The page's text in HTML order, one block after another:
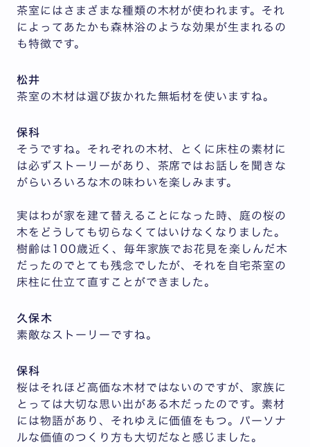
茶室にはさまざまな種類の木材が使われます。それ
によってあたかも森林浴のような効果が生まれるの
も特徴です。
松井
茶室の木材は選び抜かれた無垢材を使いますね。
保科
そうですね。それぞれの木材、とくに床柱の素材に
は必ずストーリーがあり、茶席ではお話しを聞きな
がらいろいろな木の味わいを楽しみます。
実はわが家を建て替えることになった時、庭の桜の
木をどうしても切らなくてはいけなくなりました。
樹齢は100歳近く、毎年家族でお花見を楽しんだ木
だったのでとても残念でしたが、それを自宅茶室の
床柱に仕立て直すことができました。
久保木
素敵なストーリーですね。
保科
桜はそれほど高価な木材ではないのですが、家族に
とっては大切な思い出がある木だったのです。素材
には物語があり、それゆえに価値をもつ。パーソナ
ルな価値のつくり方も大切だなと感じました。